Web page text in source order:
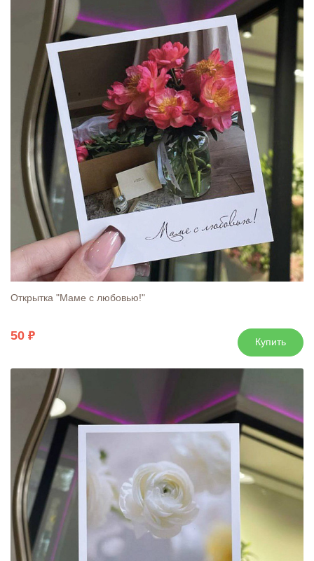
Открытка "Маме с любовью!"
50 Купить